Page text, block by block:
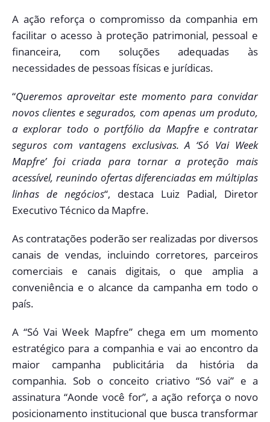
A ação reforça o compromisso da companhia em
facilitar o acesso à proteção patrimonial, pessoal e
financeira, com soluções adequadas às
necessidades de pessoas físicas e jurídicas.
“Queremos aproveitar este momento para convidar
novos clientes e segurados, com apenas um produto,
a explorar todo o portfólio da Mapfre e contratar
seguros com vantagens exclusivas. A ‘Só Vai Week
Mapfre’ foi criada para tornar a proteção mais
acessível, reunindo ofertas diferenciadas em múltiplas
linhas de negócios“, destaca Luiz Padial, Diretor
Executivo Técnico da Mapfre.
As contratações poderão ser realizadas por diversos
canais de vendas, incluindo corretores, parceiros
comerciais e canais digitais, o que amplia a
conveniência e o alcance da campanha em todo o
país.
A “Só Vai Week Mapfre” chega em um momento
estratégico para a companhia e vai ao encontro da
maior campanha publicitária da história da
companhia. Sob o conceito criativo “Só vai” e a
assinatura “Aonde você for”, a ação reforça o novo
posicionamento institucional que busca transformar